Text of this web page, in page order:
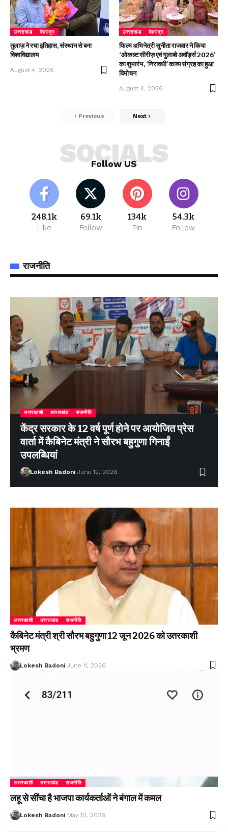
उत्तराखंड देहरादून
तुलाज़ ने रचा इतिहास, संस्थान से बना
विश्वविद्यालय
August 4, 2026
उत्तराखंड देहरादून
फिल्म अभिनेत्री सुनीता राजवार ने किया
‘ओकल्ट सीरीज़ एवं गुलाबो अवॉर्ड्स 2026’
का शुभारंभ, ‘निरावधी’ काव्य संग्रह का हुआ
विमोचन
August 4, 2026
Previous Next
Follow US
SOCIALS
248.1k
Like
69.1k
Follow
134k
Pin
54.3k
Follow
राजनीति
उत्तरकाशी उत्तराखंड राजनीति
केंद्र सरकार के 12 वर्ष पूर्ण होने पर आयोजित प्रेस
वार्ता में कैबिनेट मंत्री ने सौरभ बहुगुणा गिनाईं
उपलब्धियां
Lokesh Badoni June 12, 2026
उत्तरकाशी उत्तराखंड राजनीति
कैबिनेट मंत्री श्री सौरभ बहुगुणा 12 जून 2026 को उतरकाशी
भ्रमण
Lokesh Badoni June 11, 2026
उत्तरकाशी उत्तराखंड राजनीति
लहू से सींचा है भाजपा कार्यकर्ताओं ने बंगाल में कमल
Lokesh Badoni May 10, 2026